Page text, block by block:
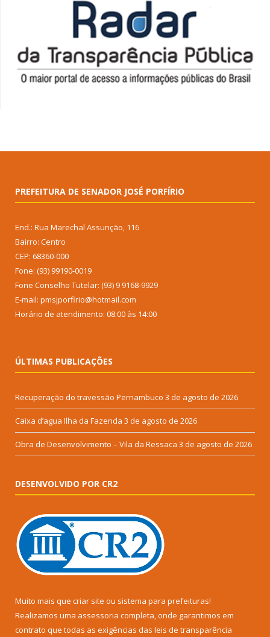
PREFEITURA DE SENADOR JOSÉ PORFÍRIO
End.: Rua Marechal Assunção, 116
Bairro: Centro
CEP: 68360-000
Fone: (93) 99190-0019
Fone Conselho Tutelar: (93) 9 9168-9929
E-mail: pmsjporfirio@hotmail.com
Horário de atendimento: 08:00 às 14:00
ÚLTIMAS PUBLICAÇÕES
Recuperação do travessão Pernambuco 3 de agosto de 2026
Caixa d’agua Ilha da Fazenda 3 de agosto de 2026
Obra de Desenvolvimento – Vila da Ressaca 3 de agosto de 2026
DESENVOLVIDO POR CR2
Muito mais que criar site ou sistema para prefeituras!
Realizamos uma assessoria completa, onde garantimos em
contrato que todas as exigências das leis de transparência